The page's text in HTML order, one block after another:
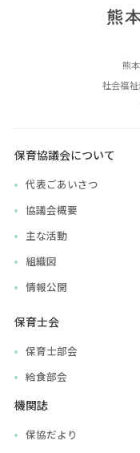
熊
社会福
保育協議会について
代表ごあいさつ
協議会概要
主な活動
組織図
情報公開
保育士会
保育士部会
給食部会
機関誌
保協だより